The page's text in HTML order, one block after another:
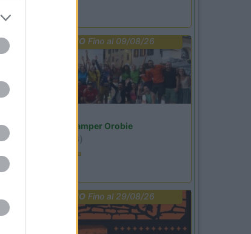
PROMO Fino al 09/08/26
Area Sosta Camper Orobie
(BG)
Ardesio in scatola
PROMO Fino al 29/08/26